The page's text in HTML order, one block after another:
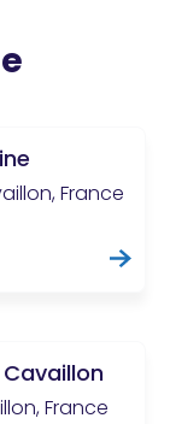
France
France